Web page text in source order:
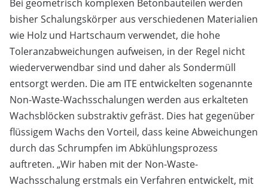
Bei geometrisch komplexen Betonbauteilen werden
bisher Schalungskörper aus verschiedenen Materialien
wie Holz und Hartschaum verwendet, die hohe
Toleranzabweichungen aufweisen, in der Regel nicht
wiederverwendbar sind und daher als Sondermüll
entsorgt werden. Die am ITE entwickelten sogenannte
Non-Waste-Wachsschalungen werden aus erkalteten
Wachsblöcken substraktiv gefräst. Dies hat gegenüber
flüssigem Wachs den Vorteil, dass keine Abweichungen
durch das Schrumpfen im Abkühlungsprozess
auftreten. „Wir haben mit der Non-Waste-
Wachsschalung erstmals ein Verfahren entwickelt, mit